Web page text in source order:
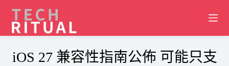
content
iOS 27 兼容性指南公佈 可能只支